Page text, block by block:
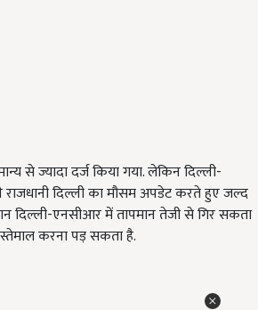
से ज्यादा दर्ज किया गया. लेकिन दिल्ली-
दिल्ली का मौसम अपडेट करते हुए जल्द
दिल्ली-एनसीआर में तापमान तेजी से गिर सकता
करना पड़ सकता है.